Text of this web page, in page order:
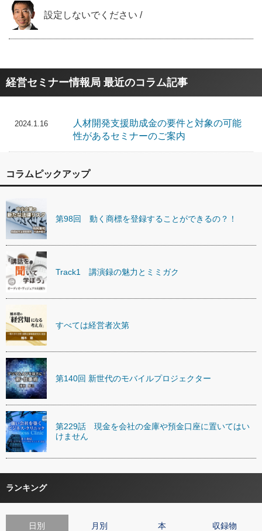
設定しないでください /
経営セミナー情報局 最近のコラム記事
2024.1.16
人材開発支援助成金の要件と対象の可能
性があるセミナーのご案内
コラムピックアップ
第98回 動く商標を登録することができるの？！
Track1 講演録の魅力とミミガク
すべては経営者次第
第140回 新世代のモバイルプロジェクター
第229話 現金を会社の金庫や預金口座に置いてはい
けません
ランキング
日別 月別 本 収録物